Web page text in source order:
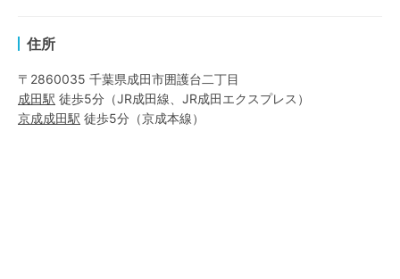
住所
〒2860035 千葉県成田市囲護台二丁目
成田駅 徒歩5分 （JR成田線 JR成田エクスプレス ）
京成成田駅 徒歩5分 （京成本線）